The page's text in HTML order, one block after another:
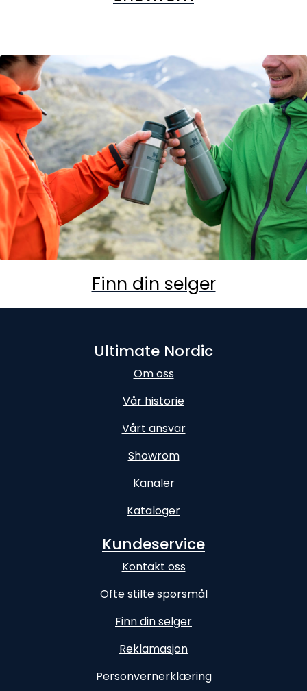
Finn din selger
Ultimate Nordic
Om oss
Vår historie
Vårt ansvar
Showrom
Kanaler
Kataloger
Kundeservice
Kontakt oss
Ofte stilte spørsmål
Finn din selger
Reklamasjon
Personvernerklæring